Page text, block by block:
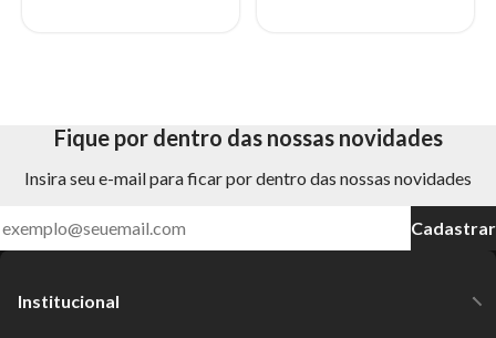
Fique por dentro das nossas novidades
Insira seu e-mail para ficar por dentro das nossas novidades
Cadastrar
Institucional